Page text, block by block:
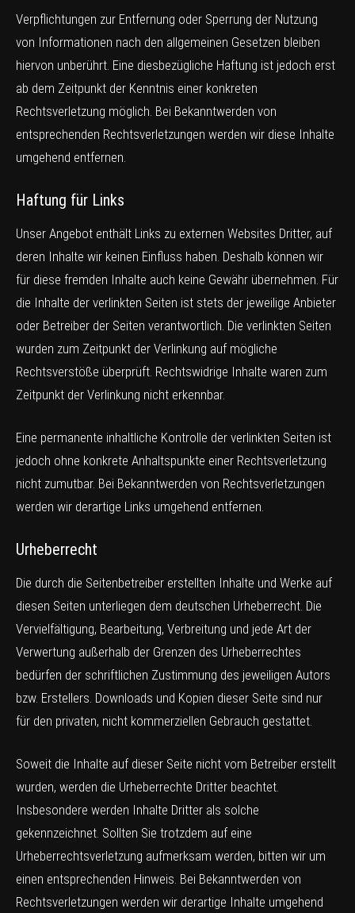
Verpflichtungen zur Entfernung oder Sperrung der Nutzung
von Informationen nach den allgemeinen Gesetzen bleiben
hiervon unberührt. Eine diesbezügliche Haftung ist jedoch erst
ab dem Zeitpunkt der Kenntnis einer konkreten
Rechtsverletzung möglich. Bei Bekanntwerden von
entsprechenden Rechtsverletzungen werden wir diese Inhalte
umgehend entfernen.
Haftung für Links
Unser Angebot enthält Links zu externen Websites Dritter, auf
deren Inhalte wir keinen Einfluss haben. Deshalb können wir
für diese fremden Inhalte auch keine Gewähr übernehmen. Für
die Inhalte der verlinkten Seiten ist stets der jeweilige Anbieter
oder Betreiber der Seiten verantwortlich. Die verlinkten Seiten
wurden zum Zeitpunkt der Verlinkung auf mögliche
Rechtsverstöße überprüft. Rechtswidrige Inhalte waren zum
Zeitpunkt der Verlinkung nicht erkennbar.
Eine permanente inhaltliche Kontrolle der verlinkten Seiten ist
jedoch ohne konkrete Anhaltspunkte einer Rechtsverletzung
nicht zumutbar. Bei Bekanntwerden von Rechtsverletzungen
werden wir derartige Links umgehend entfernen.
Urheberrecht
Die durch die Seitenbetreiber erstellten Inhalte und Werke auf
diesen Seiten unterliegen dem deutschen Urheberrecht. Die
Vervielfältigung, Bearbeitung, Verbreitung und jede Art der
Verwertung außerhalb der Grenzen des Urheberrechtes
bedürfen der schriftlichen Zustimmung des jeweiligen Autors
bzw. Erstellers. Downloads und Kopien dieser Seite sind nur
für den privaten, nicht kommerziellen Gebrauch gestattet.
Soweit die Inhalte auf dieser Seite nicht vom Betreiber erstellt
wurden, werden die Urheberrechte Dritter beachtet.
Insbesondere werden Inhalte Dritter als solche
gekennzeichnet. Sollten Sie trotzdem auf eine
Urheberrechtsverletzung aufmerksam werden, bitten wir um
einen entsprechenden Hinweis. Bei Bekanntwerden von
Rechtsverletzungen werden wir derartige Inhalte umgehend